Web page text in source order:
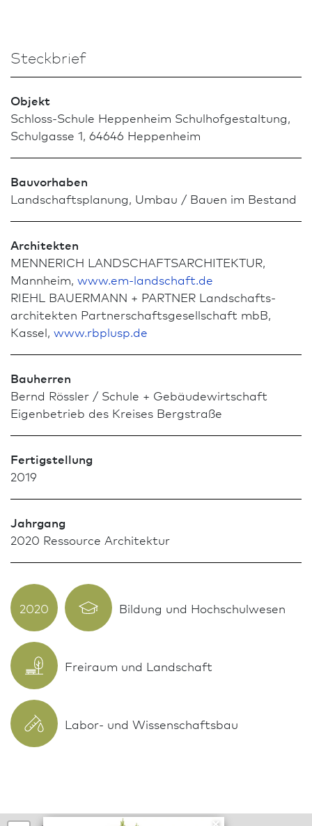
Steckbrief
Objekt
Schloss-Schule Heppenheim Schulhofgestaltung,
Schulgasse 1, 64646 Heppenheim
Bauvorhaben
Landschaftsplanung, Umbau / Bauen im Bestand
Architekten
MENNERICH LAND­SCHAFTS­ARCHI­TEKTUR,
Mannheim, www.em-landschaft.de
RIEHL BAUERMANN + PARTNER Landschafts­
architekten Partner­schafts­gesellschaft mbB,
Kassel, www.rbplusp.de
Bauherren
Bernd Rössler / Schule + Gebäudewirtschaft
Eigenbetrieb des Kreises Bergstraße
Fertigstellung
2019
Jahrgang
2020 Res­sour­ce Archi­tektur
2020 Bildung und Hochschulwesen
Freiraum und Landschaft
Labor- und Wissenschaftsbau